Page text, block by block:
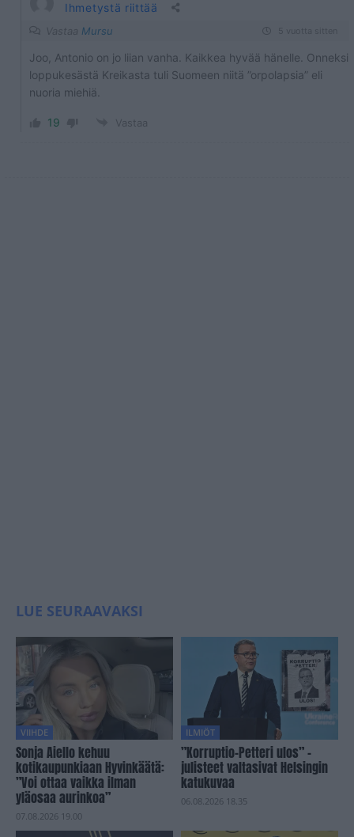
Ihmetystä riittää
Vastaa Mursu
Joo, Antonio on jo liian vanha. Kaikkea hyvää hänelle. Onneksi
loppukesästä Kreikasta tuli Suomeen niitä ”orpolapsia” eli
nuoria miehiä.
19 Vastaa
LUE SEURAAVAKSI
VIIHDE
Sonja Aiello kehuu
kotikaupunkiaan Hyvinkäätä:
”Voi ottaa vaikka ilman
yläosaa aurinkoa”
07.08.2026 19.00
ILMIÖT
”Korruptio-Petteri ulos” -
julisteet valtasivat Helsingin
katukuvaa
06.08.2026 18.35